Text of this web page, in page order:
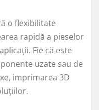
o flexibilitate
rapidă a pieselor
Fie că este
uzate sau de
imprimarea 3D